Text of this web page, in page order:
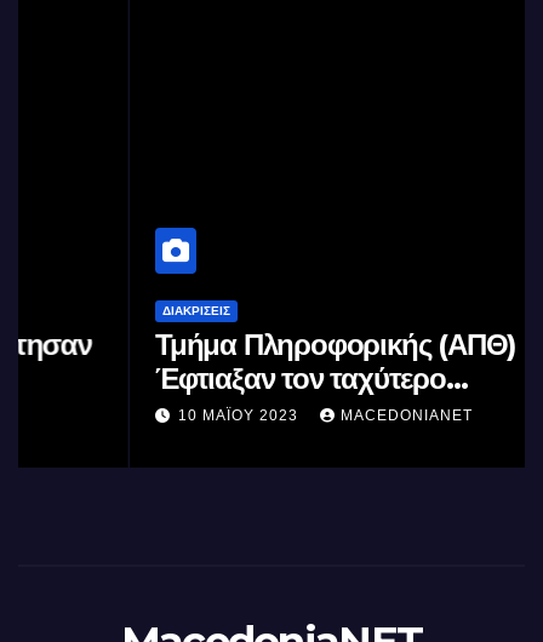
Τμήμα Πληροφορικής (ΑΠΘ) :
Έφτιαξαν τον ταχύτερο
επεξεργαστή AI στον κόσμο με τη
10 ΜΑΪ́ΟΥ 2023 MACEDONIANET